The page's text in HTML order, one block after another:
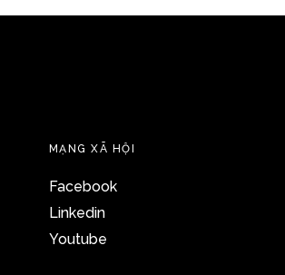
MẠNG XÃ HỘI
Facebook
Linkedin
Youtube